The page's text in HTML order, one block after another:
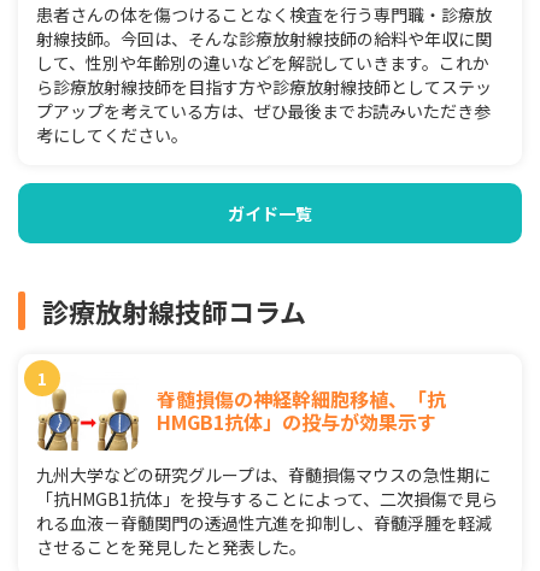
患者さんの体を傷つけることなく検査を行う専門職・診療放
射線技師。今回は、そんな診療放射線技師の給料や年収に関
して、性別や年齢別の違いなどを解説していきます。これか
ら診療放射線技師を目指す方や診療放射線技師としてステッ
プアップを考えている方は、ぜひ最後までお読みいただき参
考にしてください。
ガイド一覧
診療放射線技師コラム
脊髄損傷の神経幹細胞移植、「抗
HMGB1抗体」の投与が効果示す
九州大学などの研究グループは、脊髄損傷マウスの急性期に
「抗HMGB1抗体」を投与することによって、二次損傷で見ら
れる血液－脊髄関門の透過性亢進を抑制し、脊髄浮腫を軽減
させることを発見したと発表した。